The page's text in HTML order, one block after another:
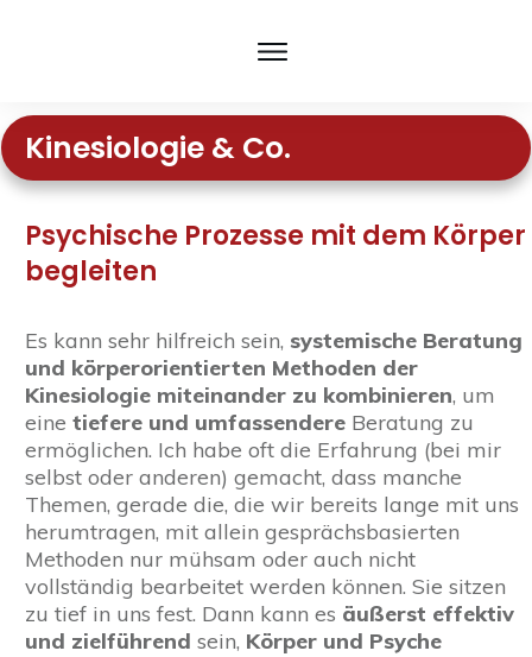
Kinesiologie & Co.
Psychische Prozesse mit dem Körper
begleiten
Es kann sehr hilfreich sein, systemische Beratung
und körperorientierten Methoden der
Kinesiologie miteinander zu kombinieren, um
eine tiefere und umfassendere Beratung zu
ermöglichen. Ich habe oft die Erfahrung (bei mir
selbst oder anderen) gemacht, dass manche
Themen, gerade die, die wir bereits lange mit uns
herumtragen, mit allein gesprächsbasierten
Methoden nur mühsam oder auch nicht
vollständig bearbeitet werden können. Sie sitzen
zu tief in uns fest. Dann kann es äußerst effektiv
und zielführend sein, Körper und Psyche